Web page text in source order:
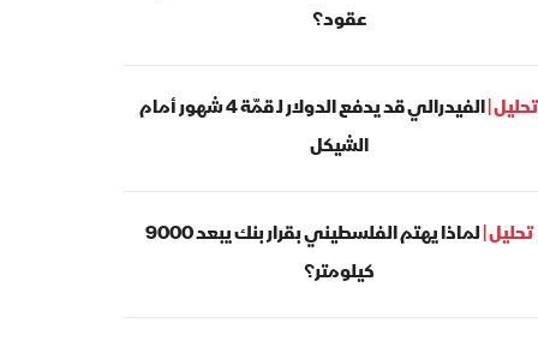
عقود؟
تحليل |
الفيدرالي قد يدفع الدولار لـ قمّة 4 شهور أمام
الشيكل
تحليل |
لماذا يهتم الفلسطيني بقرار بنك يبعد 9000
كيلومتر؟